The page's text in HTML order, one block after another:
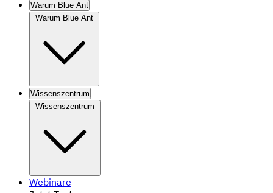
Warum Blue Ant
Warum Blue Ant
Wissenszentrum
Wissenszentrum
Webinare